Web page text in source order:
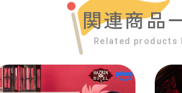
関連商品
Related products